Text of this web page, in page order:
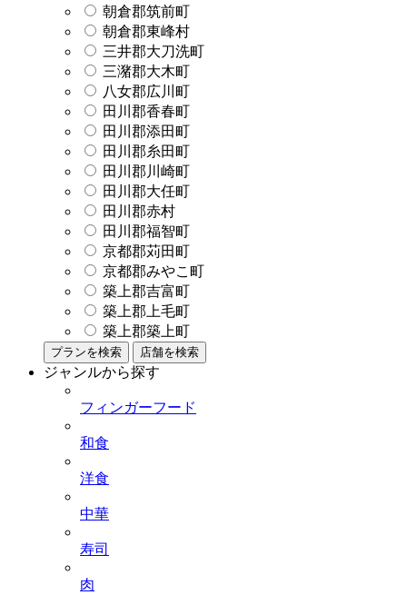
朝倉郡筑前町
朝倉郡東峰村
三井郡大刀洗町
三潴郡大木町
八女郡広川町
田川郡香春町
田川郡添田町
田川郡糸田町
田川郡川崎町
田川郡大任町
田川郡赤村
田川郡福智町
京都郡苅田町
京都郡みやこ町
築上郡吉富町
築上郡上毛町
築上郡築上町
プランを検索 店舗を検索
ジャンルから探す
フィンガーフード
和食
洋食
中華
寿司
肉